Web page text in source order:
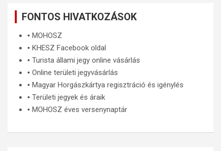
FONTOS HIVATKOZÁSOK
🞄 MOHOSZ
🞄 KHESZ Facebook oldal
🞄 Turista állami jegy online vásárlás
🞄 Online területi jegyvásárlás
🞄 Magyar Horgászkártya regisztráció és igénylés
🞄 Területi jegyek és áraik
🞄 MOHOSZ éves versenynaptár